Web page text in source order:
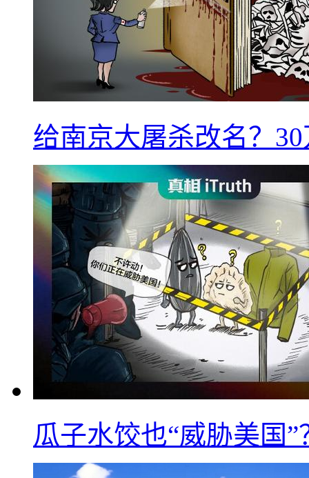
给南京大屠杀改名？
瓜子水饺也“威胁美国”